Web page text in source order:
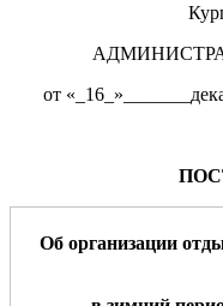
от
Об организации